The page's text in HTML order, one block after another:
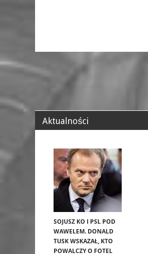
Aktualności
SOJUSZ KO I PSL POD
WAWELEM. DONALD
TUSK WSKAZAŁ, KTO
POWALCZY O FOTEL